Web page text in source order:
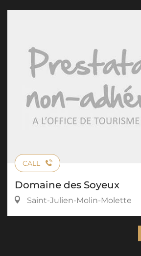
CALL
Domaine des Soyeux
Saint-Julien-Molin-Molette